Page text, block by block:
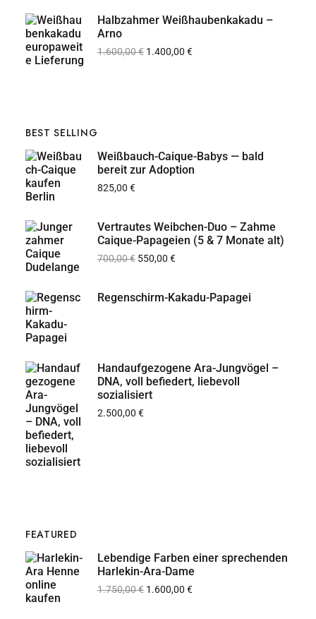
Halbzahmer Weißhaubenkakadu –
Arno
1.600,00€ 1.400,00 €
BEST SELLING
Weißbauch-Caique-Babys — bald
bereit zur Adoption
825,00 €
Vertrautes Weibchen-Duo – Zahme
Caique-Papageien (5 & 7 Monate alt)
700,00€ 550,00 €
Regenschirm-Kakadu-Papagei
Handaufgezogene Ara-Jungvögel –
DNA, voll befiedert, liebevoll
sozialisiert
2.500,00 €
FEATURED
Lebendige Farben einer sprechenden
Harlekin-Ara-Dame
1.750,00€ 1.600,00 €